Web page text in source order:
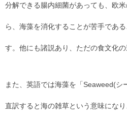
分解できる腸内細菌があっても、欧
ら、海藻を消化することが苦手であ
す。他にも諸説あり、ただの食文化
また、英語では海藻を「Seaweed(シ
直訳すると海の雑草という意味にな